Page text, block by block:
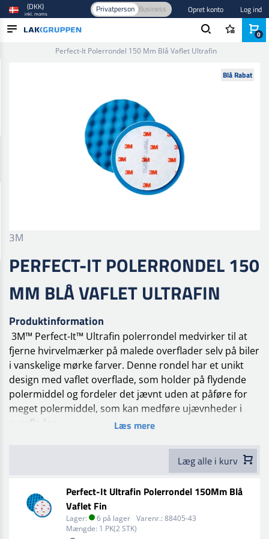
(DKK)
inkl. moms Privatperson Business Opret konto Log ind
Perfect-It Polerrondel 150 Mm Blå Vaflet Ultrafin
Blå Rabat
3M
PERFECT-IT POLERRONDEL 150
MM BLÅ VAFLET ULTRAFIN
Produktinformation
3M™ Perfect-It™ Ultrafin polerrondel medvirker til at
fjerne hvirvelmærker på malede overflader selv på biler
i vanskelige mørke farver. Denne rondel har et unikt
design med vaflet overflade, som holder på flydende
polermiddel og fordeler det jævnt uden at påføre for
meget polermiddel, som kan medføre ujævnheder i
overfladen.
eller hologrammer bruges 3M™ Perfect-It™ Ultrafin
3M bløde finporede rondel er designet til at fordele
polermiddel jævnt og effektivt fjerne hvirvelmærker på
malede overflader selv på biler i vanskelige mørke
Læs mere
Læg alle i kurv
Perfect-It Ultrafin Polerrondel 150Mm Blå
Vaflet Fin
Lager: 6 på lager Varenr.: 88405-43
Mængde: 1 PK(2 STK)
0